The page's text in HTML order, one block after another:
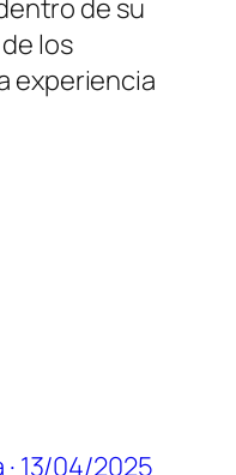
de su
los
experiencia
13/04/2025